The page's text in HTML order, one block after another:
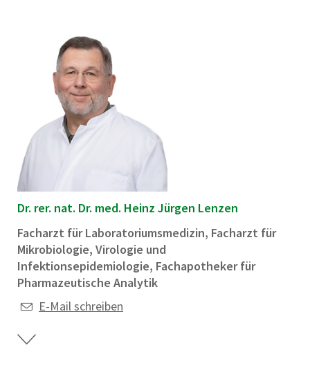
Dr. rer. nat. Dr. med. Heinz Jürgen Lenzen
Facharzt für Laboratoriumsmedizin, Facharzt für
Mikrobiologie, Virologie und
Infektionsepidemiologie, Fachapotheker für
Pharmazeutische Analytik
E-Mail schreiben